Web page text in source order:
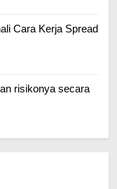
Cara Kerja Spread
risikonya secara